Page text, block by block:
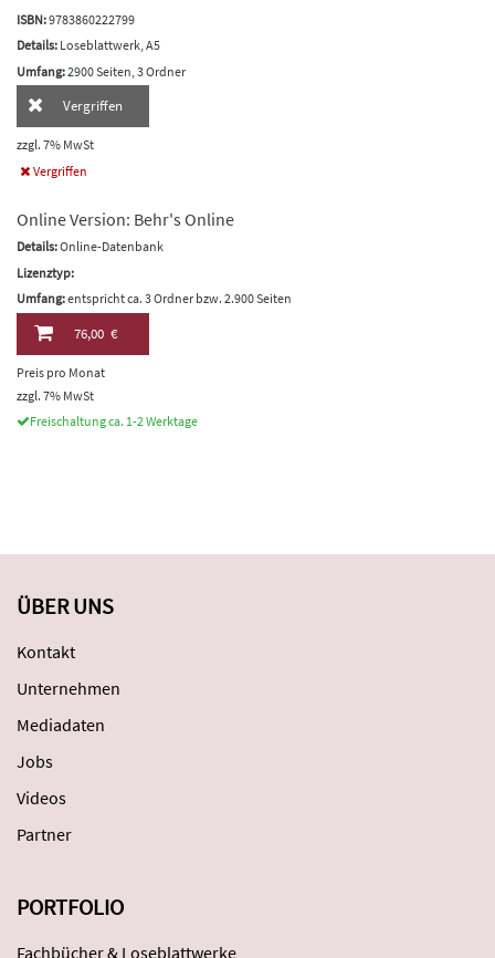
ISBN:9783860222799
Details: Loseblattwerk, A5
Umfang:2900 Seiten, 3 Ordner
Vergriffen
zzgl. 7% MwSt
Vergriffen
Online Version: Behr's Online
Details:Online-Datenbank
Lizenztyp:
Umfang:entspricht ca. 3 Ordner bzw. 2.900 Seiten
76,00 €
Preis pro Monat
zzgl. 7% MwSt
Freischaltung ca. 1-2 Werktage
ÜBER UNS
Kontakt
Unternehmen
Mediadaten
Jobs
Videos
Partner
PORTFOLIO
Fachbücher & Loseblattwerke